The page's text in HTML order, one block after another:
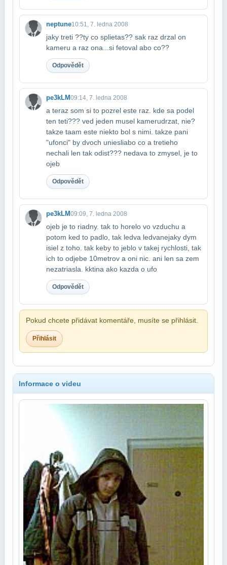
neptune10:51, 7. ledna 2008
jaky treti ??ty co splietas?? sak raz drzal on
kameru a raz ona...si fetoval abo co??
Odpovědět
pe3kLM09:14, 7. ledna 2008
a teraz som si to pozrel este raz. kde sa podel
ten teti??? ved jeden musel kameru​drzat, nie?
takze taam este niekto bol s nimi. takze pani
"ufonci" by dvoch uniesli​abo co a tretieho
nechali len tak odist??? nedava to zmysel, je to
ojeb
Odpovědět
pe3kLM09:09, 7. ledna 2008
ojeb je to riadny. tak to horelo vo vzduchu a
potom ked to padlo, tak ledva ledva​nejaky dym
isiel z toho. tak keby to jeblo v takej rychlosti, tak
ich to odjebe 10​metrov a oni nic. ani len sa zem
nezatriasla. kktina ako kazda o ufo
Odpovědět
Pokud chcete přidávat komentáře, musíte se přihlásit.
Přihlásit
Informace o videu